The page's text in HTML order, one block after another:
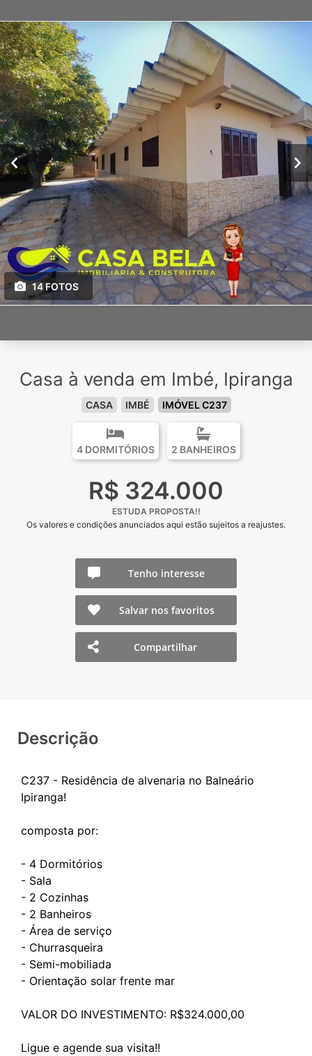
14 FOTOS
Casa à venda em Imbé, Ipiranga
CASA IMBÉ IMÓVEL C237
4 DORMITÓRIOS 2 BANHEIROS
R$ 324.000
ESTUDA PROPOSTA!!
Os valores e condições anunciados aqui estão sujeitos a reajustes.
Tenho interesse
Salvar nos favoritos
Compartilhar
Descrição
C237 - Residência de alvenaria no Balneário
Ipiranga!
composta por:
- 4 Dormitórios
- Sala
- 2 Cozinhas
- 2 Banheiros
- Área de serviço
- Churrasqueira
- Semi-mobiliada
- Orientação solar frente mar
VALOR DO INVESTIMENTO: R$324.000,00